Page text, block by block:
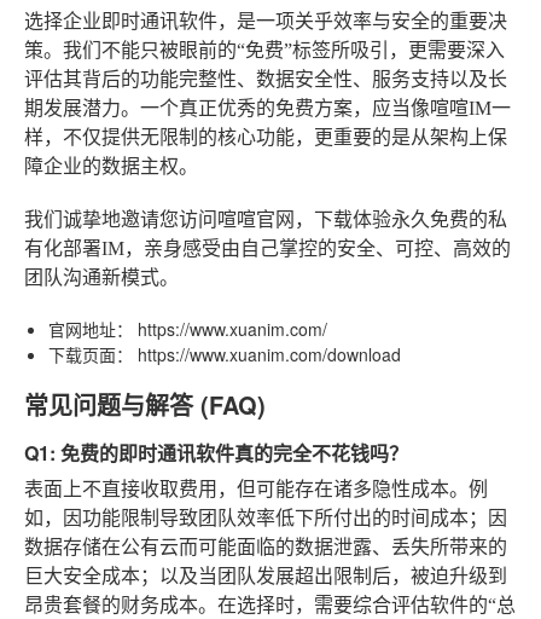
选择企业即时通讯软件，是一项关乎效率与安全的重要决
策。我们不能只被眼前的“免费”标签所吸引，更需要深入
评估其背后的功能完整性、数据安全性、服务支持以及长
期发展潜力。一个真正优秀的免费方案，应当像喧喧IM一
样，不仅提供无限制的核心功能，更重要的是从架构上保
障企业的数据主权。
我们诚挚地邀请您访问喧喧官网，下载体验永久免费的私
有化部署IM，亲身感受由自己掌控的安全、可控、高效的
团队沟通新模式。
官网地址： https://www.xuanim.com/
下载页面： https://www.xuanim.com/download
常见问题与解答 (FAQ)
Q1: 免费的即时通讯软件真的完全不花钱吗？
表面上不直接收取费用，但可能存在诸多隐性成本。例
如，因功能限制导致团队效率低下所付出的时间成本；因
数据存储在公有云而可能面临的数据泄露、丢失所带来的
巨大安全成本；以及当团队发展超出限制后，被迫升级到
昂贵套餐的财务成本。在选择时，需要综合评估软件的“总